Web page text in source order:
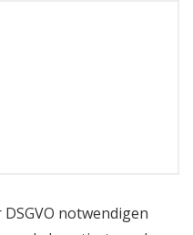
notwendigen